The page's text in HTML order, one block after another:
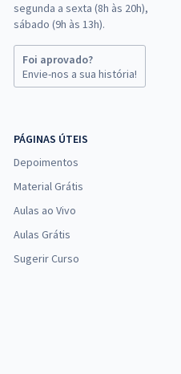
segunda a sexta (8h às 20h),
sábado (9h às 13h).
Foi aprovado?
Envie-nos a sua história!
PÁGINAS ÚTEIS
Depoimentos
Material Grátis
Aulas ao Vivo
Aulas Grátis
Sugerir Curso